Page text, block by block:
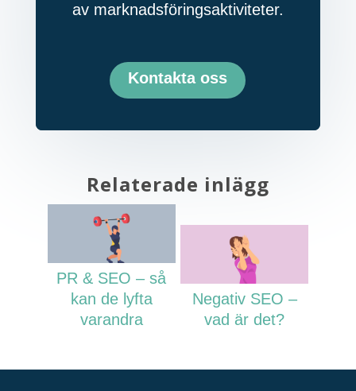
av marknadsföringsaktiviteter.
Kontakta oss
Relaterade inlägg
PR & SEO – så
kan de lyfta
varandra
Negativ SEO –
vad är det?